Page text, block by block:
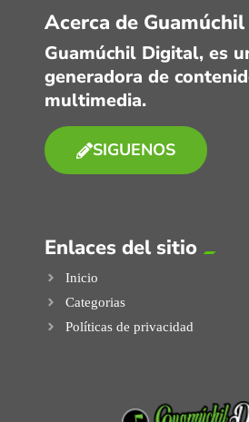
Acerca de
Guamúchil Digital, es
generadora de
multimedia.
SIGUENOS
Enlaces del sitio
Inicio
Categorias
Políticas de privacidad